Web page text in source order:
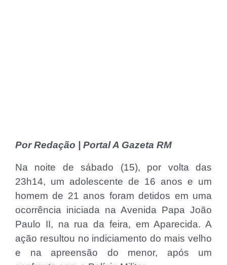
Por Redação | Portal A Gazeta RM
Na noite de sábado (15), por volta das
23h14, um adolescente de 16 anos e um
homem de 21 anos foram detidos em uma
ocorrência iniciada na Avenida Papa João
Paulo II, na rua da feira, em Aparecida. A
ação resultou no indiciamento do mais velho
e na apreensão do menor, após um